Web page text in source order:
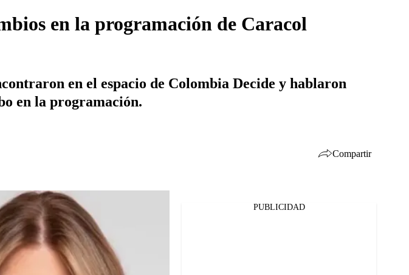
en la programación de Caracol
en el espacio de Colombia Decide y hablaron
en la programación.
Compartir
PUBLICIDAD